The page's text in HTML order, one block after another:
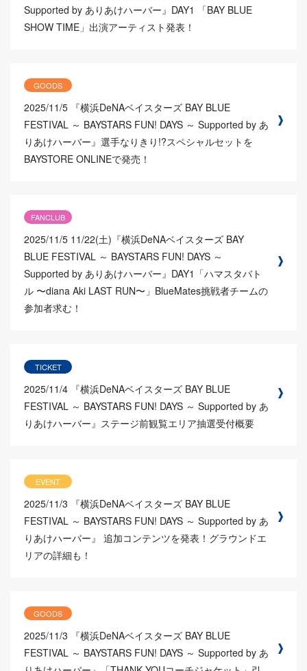
Supported by ありあけハーバー』DAY1 「BAY BLUE
SHOW TIME」出演アーティスト発表！
GOODS
2025/11/5 『横浜DeNAベイスターズ BAY BLUE
FESTIVAL ～ BAYSTARS FUN! DAYS ～ Supported by あ
りあけハーバー』選手なりきり!?スペシャルセットを
BAYSTORE ONLINEで発売！
FANCLUB
2025/11/5 11/22(土)『横浜DeNAベイスターズ BAY
BLUE FESTIVAL ～ BAYSTARS FUN! DAYS ～
Supported by ありあけハーバー』DAY1「ハマスタバト
ル 〜diana Aki LAST RUN〜」BlueMates挑戦者チームの
参加者求む！
TICKET
2025/11/4 『横浜DeNAベイスターズ BAY BLUE
FESTIVAL ～ BAYSTARS FUN! DAYS ～ Supported by あ
りあけハーバー』ステージ前観覧エリア抽選受付概要
EVENT
2025/11/3
『横浜DeNAベイスターズ BAY BLUE
FESTIVAL ～ BAYSTARS FUN! DAYS ～ Supported by あ
りあけハーバー』 追加コンテンツを発表！グラウンドエ
リアの詳細も！
GOODS
2025/11/3
『横浜DeNAベイスターズ BAY BLUE
FESTIVAL ～ BAYSTARS FUN! DAYS ～ Supported by あ